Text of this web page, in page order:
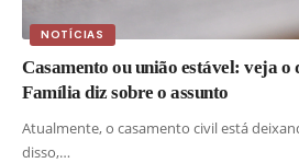
NOTÍCIAS
Casamento ou união estável: veja o
Família diz sobre o assunto
Atualmente, o casamento civil está
disso,…